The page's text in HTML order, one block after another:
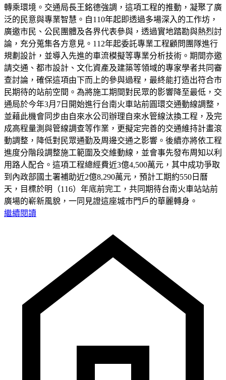
轉乘環境。交通局長王銘德強調，這項工程的推動，凝聚了廣
泛的民意與專業智慧。自110年起即透過多場深入的工作坊，
廣邀市民、公民團體及各界代表參與，透過實地踏勘與熱烈討
論，充分蒐集各方意見。112年起委託專業工程顧問團隊進行
規劃設計，並導入先進的車流模擬等專業分析技術。期間亦邀
請交通、都市設計、文化資產及建築等領域的專家學者共同審
查討論，確保這項由下而上的參與過程，最終能打造出符合市
民期待的站前空間。為將施工期間對民眾的影響降至最低，交
通局於今年3月7日開始進行台南火車站前圓環交通動線調整，
並藉此機會同步由自來水公司辦理自來水管線汰換工程，及完
成高程量測與管線調查等作業，更擬定完善的交通維持計畫滾
動調整，降低對民眾通勤及周邊交通之影響。後續亦將依工程
進度分階段調整施工範圍及交維動線，並會事先發布周知以利
用路人配合。這項工程總經費近3億4,500萬元，其中成功爭取
到內政部國土署補助近2億8,290萬元，預計工期約550日曆
天，目標於明（116）年底前完工，共同期待台南火車站站前
廣場的嶄新風貌，一同見證這座城市門戶的華麗轉身。
繼續閱讀